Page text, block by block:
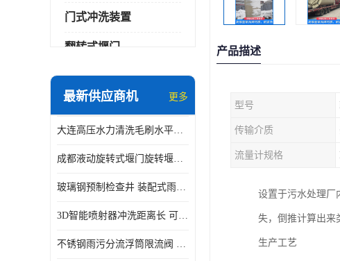
门式冲洗装置
翻转式堰门
智能一体化雨水泵站
智能一体化供水泵房
智能一体化净水设备
最新供应商机 更多
大连高压水力清洗毛刷水平自清洁滚刷 水力自动冲洗系统 水力清洗
成都液动旋转式堰门旋转堰门 自动控制 SUS304
玻璃钢预制检查井 装配式雨水污水井 初期弃流井 源头厂家
3D智能喷射器冲洗距离长 可270度旋转 高强度水压远距离喷洗
不锈钢雨污分流浮筒限流阀 DN150-DN1000 品质可信
产品描述
型号
传输介质
流量计规格
设置于污水处理厂
失，倒推计算出来
生产工艺